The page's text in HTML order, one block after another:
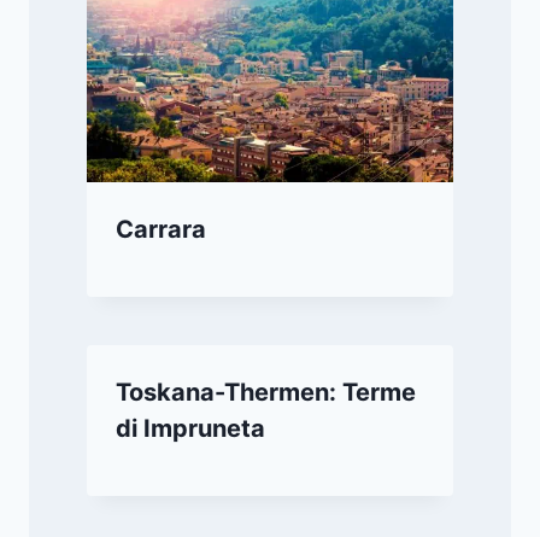
Carrara
Toskana-Thermen: Terme
di Impruneta